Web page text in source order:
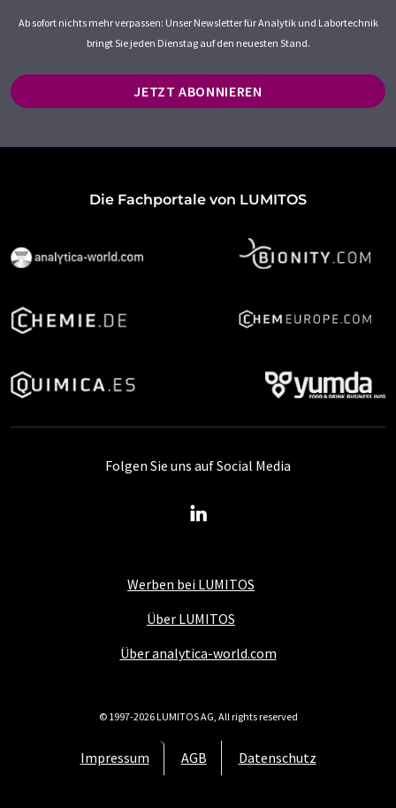
Ab sofort nichts mehr verpassen: Unser Newsletter für Analytik und Labortechnik
bringt Sie jeden Dienstag auf den neuesten Stand.
JETZT ABONNIEREN
Die Fachportale von LUMITOS
Werben bei LUMITOS
Über LUMITOS
Über analytica-world.com
Impressum AGB Datenschutz
Folgen Sie uns auf Social Media
© 1997-2026 LUMITOS AG, All rights reserved